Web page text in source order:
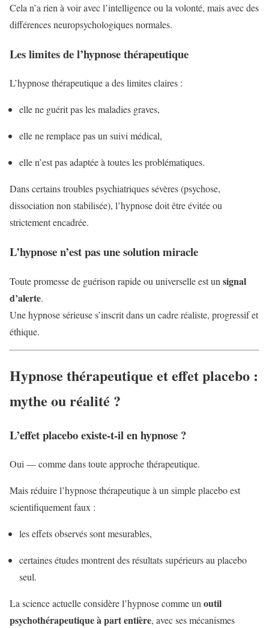
Cela n’a rien à voir avec l’intelligence ou la volonté, mais avec des
différences neuropsychologiques normales.
Les limites de l’hypnose thérapeutique
L’hypnose thérapeutique a des limites claires :
elle ne guérit pas les maladies graves,
elle ne remplace pas un suivi médical,
elle n’est pas adaptée à toutes les problématiques.
Dans certains troubles psychiatriques sévères (psychose,
dissociation non stabilisée), l’hypnose doit être évitée ou
strictement encadrée.
L’hypnose n’est pas une solution miracle
Toute promesse de guérison rapide ou universelle est un signal
d’alerte.
Une hypnose sérieuse s’inscrit dans un cadre réaliste, progressif et
éthique.
Hypnose thérapeutique et effet placebo :
mythe ou réalité ?
L’effet placebo existe-t-il en hypnose ?
Oui — comme dans toute approche thérapeutique.
Mais réduire l’hypnose thérapeutique à un simple placebo est
scientifiquement faux :
les effets observés sont mesurables,
certaines études montrent des résultats supérieurs au placebo
seul.
La science actuelle considère l’hypnose comme unoutil
psychothérapeutique à part entière, avec ses mécanismes